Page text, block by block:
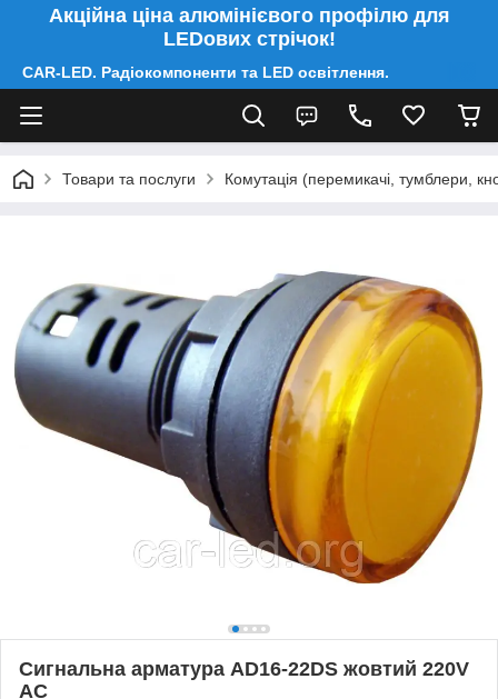
Акційна ціна алюмінієвого профілю для
LEDових стрічок!
CAR-LED. Радіокомпоненти та LED освітлення.
Товари та послуги Комутація (перемикачі, тумблери,
Сигнальна арматура AD16-22DS жовтий 220V
АC